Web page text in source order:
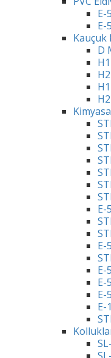
E-
E-
Kauçuk
D
E-
E-
E-
E-
E-
E-